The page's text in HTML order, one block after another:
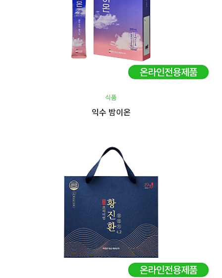
식품
익수 밤이온